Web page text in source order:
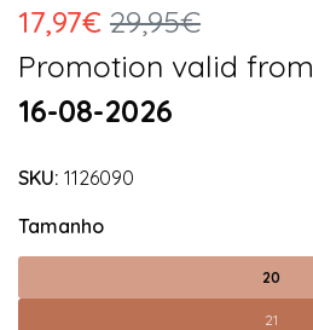
17,97€ 29,95€
Promotion valid from
16-08-2026
SKU: 1126090
Tamanho
20
21